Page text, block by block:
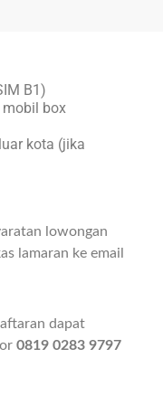
B1)
mobil box
kota (jika
lowongan
lamaran ke email
dapat
0819 0283 9797